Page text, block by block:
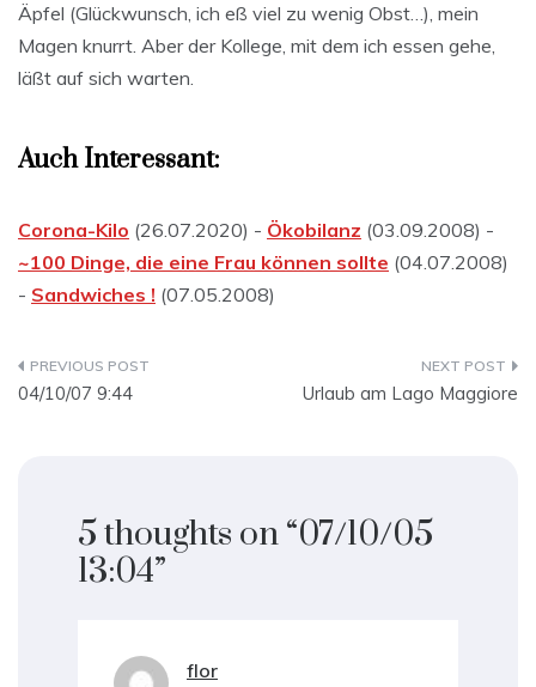
Äpfel (Glückwunsch, ich eß viel zu wenig Obst…), mein
Magen knurrt. Aber der Kollege, mit dem ich essen gehe,
läßt auf sich warten.
Auch Interessant:
Corona-Kilo (26.07.2020) - Ökobilanz (03.09.2008) -
~100 Dinge, die eine Frau können sollte (04.07.2008)
- Sandwiches ! (07.05.2008)
Beitragsnavigation
04/10/07 9:44 Urlaub am Lago Maggiore
5 thoughts on “07/10/05
13:04”
flor